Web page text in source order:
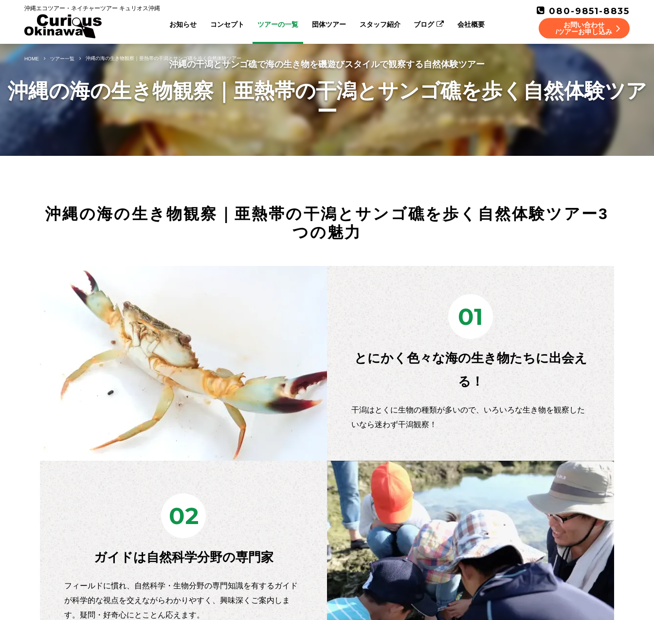
沖縄エコツアー・ネイチャーツアー キュリオス沖縄
お知らせ コンセプト ツアーの一覧 団体ツアー スタッフ紹介 ブログ 会社概要
080-9851-8835
お問い合わせ
/ツアーお申し込み
沖縄の干潟とサンゴ礁で海の生き物を磯遊びスタイルで観察する自然体験ツアー
沖縄の海の生き物観察｜亜熱帯の干潟とサンゴ礁を歩く自然体験ツア
ー
HOME ツアー一覧 沖縄の海の生き物観察｜亜熱帯の干潟とサンゴ礁を歩く自然体験ツアー
沖縄の海の生き物観察｜亜熱帯の干潟とサンゴ礁を歩く自然体験ツアー3
つの魅力
01
とにかく色々な海の生き物たちに出会え
る！
干潟はとくに生物の種類が多いので、いろいろな生き物を観察した
いなら迷わず干潟観察！
02
ガイドは自然科学分野の専門家
フィールドに慣れ、自然科学・生物分野の専門知識を有するガイド
が科学的な視点を交えながらわかりやすく、興味深くご案内しま
す。疑問・好奇心にとことん応えます。